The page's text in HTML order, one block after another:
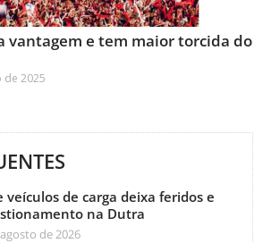
vantagem e tem maior torcida do
de 2025
de carga deixa feridos e
na Dutra
de 2026